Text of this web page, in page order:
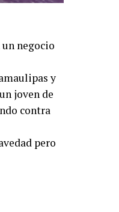
negocio
y
joven de
contra
pero